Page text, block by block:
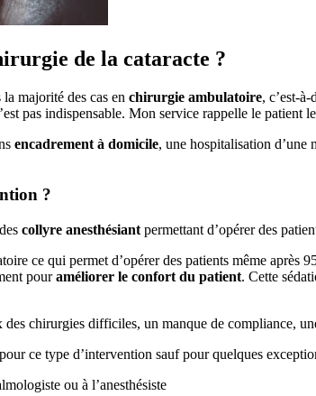
de la cataracte ?
la majorité des cas en chirurgie ambulatoire, c’est-
pas indispensable. Mon service rappelle le patient
encadrement à domicile, une hospitalisation d’une
?
collyre anesthésiant permettant d’opérer des
ce qui permet d’opérer des patients même
pouraméliorer le confort du patient. Cette
des chirurgies difficiles, un manque de compliance,
ce type d’intervention sauf pour quelques
ou à l’anesthésiste